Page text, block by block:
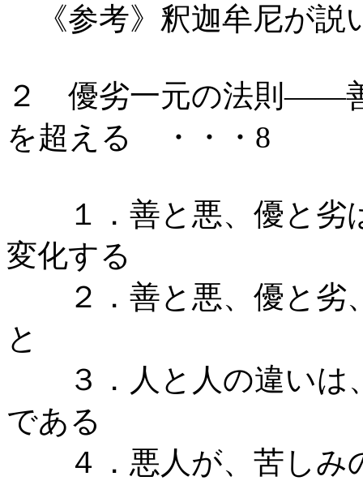
《参考》釈迦牟尼が
２ 優劣一元の法則――
を超える ・・・8
１．善と悪、優と劣
変化する
２．善と悪、優と劣
と
３．人と人の違いは
である
４．悪人が、苦しみ